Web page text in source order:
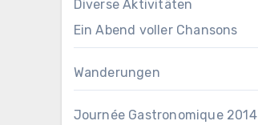
Diverse Aktivitäten
Ein Abend voller Chansons
Wanderungen
Journée Gastronomique 2014